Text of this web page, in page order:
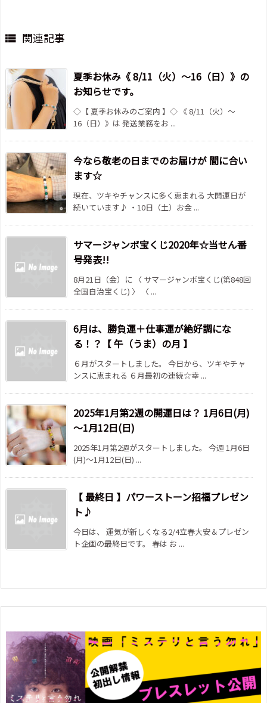
 関連記事
夏季お休み《 8/11（火）～16（日）》の
お知らせです。
◇【 夏季お休みのご案内 】◇ 《 8/11（火）～
16（日）》は 発送業務をお ...
今なら敬老の日までのお届けが 間に合い
ます☆
現在、ツキやチャンスに多く恵まれる 大開運日が
続いています♪ ・10日（土）お金 ...
サマージャンボ宝くじ2020年☆当せん番
号発表!!
8月21日（金）に 〈 サマージャンボ宝くじ(第848回
全国自治宝くじ) 〉 〈 ...
6月は、勝負運＋仕事運が絶好調にな
る！？【 午（うま）の月 】
６月がスタートしました。 今日から、ツキやチャ
ンスに恵まれる ６月最初の連続☆幸 ...
2025年1月第2週の開運日は？ 1月6日(月)
～1月12日(日)
2025年1月第2週がスタートしました。 今週 1月6日
(月)～1月12日(日) ...
【 最終日 】パワーストーン招福プレゼン
ト♪
今日は、 運気が新しくなる2/4立春大安＆プレゼン
ト企画の最終日です。 春は お ...